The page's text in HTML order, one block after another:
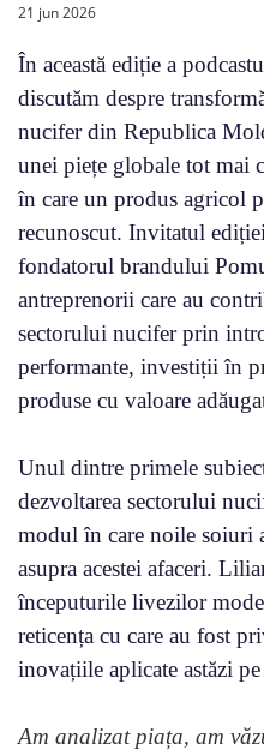
21 jun 2026
În această ediție a
discutăm despre
nucifer din Republica
unei piețe globale tot mai
în care un produs agricol
recunoscut. Invitatul
fondatorul brandului
antreprenorii care au
sectorului nucifer prin
performante, investiții în
produse cu valoare
Unul dintre primele
dezvoltarea sectorului
modul în care noile soiuri
asupra acestei afaceri.
începuturile livezilor
reticența cu care au fost
inovațiile aplicate astăzi pe
Am analizat piața, am